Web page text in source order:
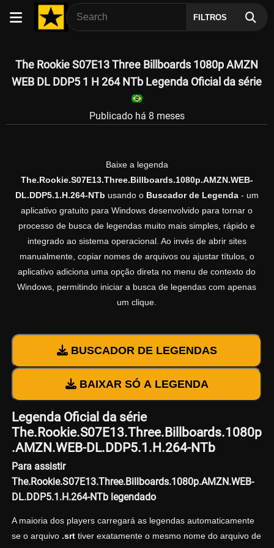
FILTROS
The Rookie S07E13 Three Billboards 1080p AMZN
WEB DL DDP5 1 H 264 NTb Legenda Oficial da série
Publicado há 8 meses
Baixe a legenda
The.Rookie.S07E13.Three.Billboards.1080p.AMZN.WEB-
DL.DDP5.1.H.264-NTb usando o Buscador de Legenda- um
aplicativo gratuito para Windows desenvolvido para tornar o
processo de busca de legendas muito mais simples, rápido e
integrado ao sistema operacional. Ao invés de abrir sites
manualmente, copiar nomes de arquivos ou ajustar títulos, o
aplicativo adiciona uma opção direta no menu de contexto do
Windows, permitindo iniciar a busca de legendas com apenas
um clique.
BUSCADOR DE LEGENDAS
BAIXAR SÓ A LEGENDA
Legenda Oficial da série
The.Rookie.S07E13.Three.Billboards.1080p
.AMZN.WEB-DL.DDP5.1.H.264-NTb
Para assistir
The.Rookie.S07E13.Three.Billboards.1080p.AMZN.WEB-
DL.DDP5.1.H.264-NTb legendado
A maioria dos players carregará as legendas automaticamente
se o arquivo .srttiver exatamente o mesmo nome do arquivo de